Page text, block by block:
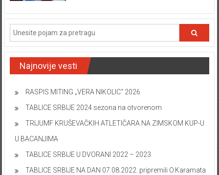
Najnovije vesti
RASPIS MITING „VERA NIKOLIC“ 2026
TABLICE SRBIJE 2024 sezona na otvorenom
TRIJUMF KRUŠEVAČKIH ATLETIČARA NA ZIMSKOM KUP-U
U BACANJIMA
TABLICE SRBIJE U DVORANI 2022 – 2023
TABLICE SRBIJE NA DAN 07.08.2022. pripremili O.Karamata